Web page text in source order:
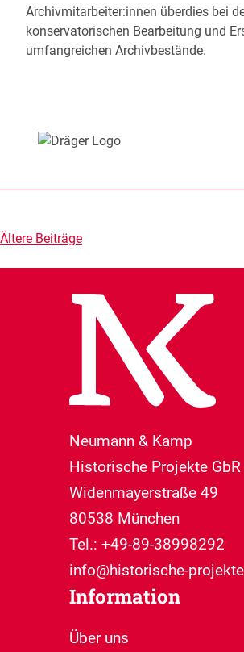
Archivmitarbeiter:innen überdies bei
konservatorischen Bearbeitung und
umfangreichen Archivbestände.
Beitragsnavigation
Ältere Beiträge
Neumann & Kamp
Historische Projekte GbR
Widenmayerstraße 49
80538 München
Tel.: +49-89-38998292
info@historische-
Information
Über uns